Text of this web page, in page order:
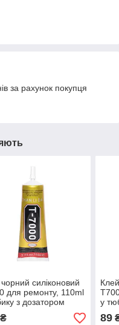
за рахунок покупця
силіконовий
для ремонту, 110ml
з дозатором
у
89